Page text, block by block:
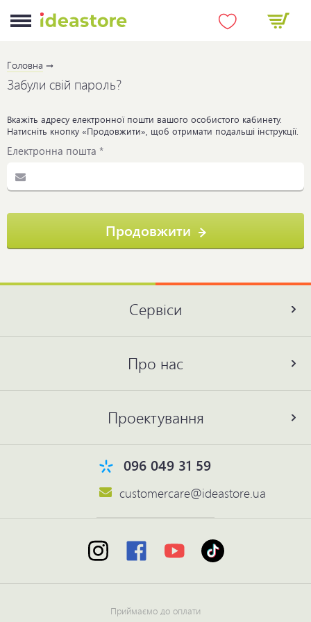
Головна
Забули свій пароль?
Вкажіть адресу електронної пошти вашого особистого кабинету.
Натисніть кнопку «Продовжити», щоб отримати подальші інструкції.
Електронна пошта
Продовжити
Сервіси
Про нас
Проектування
096 049 31 59
customercare@ideastore.ua
Приймаємо до оплати